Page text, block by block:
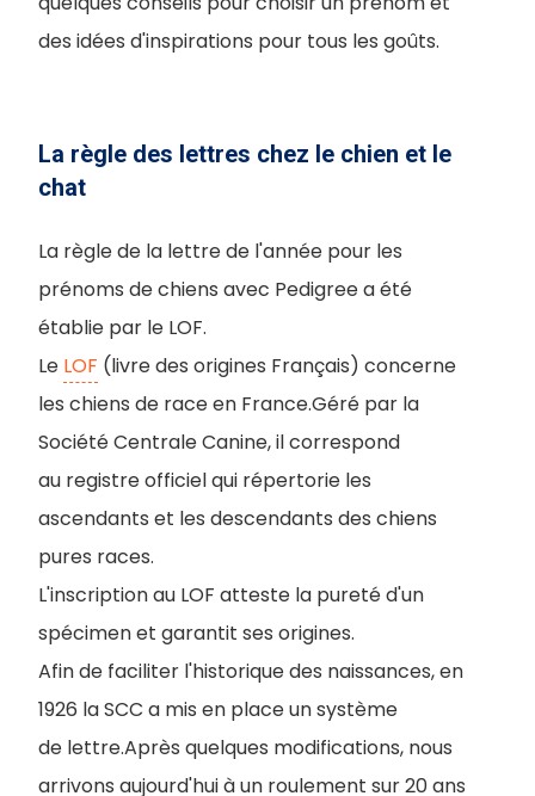
des idées d'inspirations pour tous les goûts.
La règle des lettres chez le chien et le
chat
La règle de la lettre de l'année pour les
prénoms de chiens avec Pedigree a été
établie par le LOF.
Le LOF (livre des origines Français) concerne
les chiens de race en France.Géré par la
Société Centrale Canine, il correspond
au registre officiel qui répertorie les
ascendants et les descendants des chiens
pures races.
L'inscription au LOF atteste la pureté d'un
spécimen et garantit ses origines.
Afin de faciliter l'historique des naissances, en
1926 la SCC a mis en place un système
de lettre.Après quelques modifications, nous
arrivons aujourd'hui à un roulement sur 20 ans